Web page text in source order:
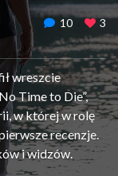
10 3
wreszcie
Time to Die”,
w której w rolę
recenzje.
i widzów.